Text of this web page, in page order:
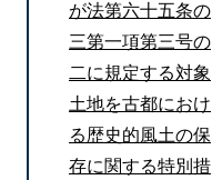
が法第六十五条の
三第一項第三号の
二に規定する対象
土地を古都におけ
る歴史的風土の保
存に関する特別措